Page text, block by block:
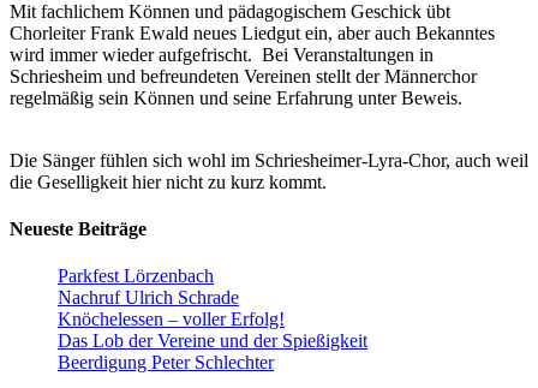
Mit fachlichem Können und pädagogischem Geschick übt
Chorleiter Frank Ewald neues Liedgut ein, aber auch Bekanntes
wird immer wieder aufgefrischt. Bei Veranstaltungen in
Schriesheim und befreundeten Vereinen stellt der Männerchor
regelmäßig sein Können und seine Erfahrung unter Beweis.
Die Sänger fühlen sich wohl im Schriesheimer-Lyra-Chor, auch weil
die Geselligkeit hier nicht zu kurz kommt.
Neueste Beiträge
Parkfest Lörzenbach
Nachruf Ulrich Schrade
Knöchelessen – voller Erfolg!
Das Lob der Vereine und der Spießigkeit
Beerdigung Peter Schlechter